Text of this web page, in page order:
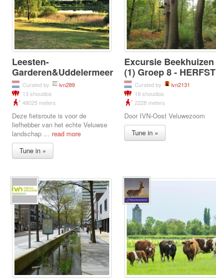
Leesten-
Garderen&Uddelermeer
Curated by
ivn289
13 shoudios
48025 meters
Deze fietsroute is voor de
liefhebber van het echte Veluwse
landschap … read more
Tune in »
Excursie Beekhuizen
(1) Groep 8 - HERFST
Curated by
ivn2131
18 shoudios
2228 meters
Door IVN-Oost Veluwezoom
Tune in »